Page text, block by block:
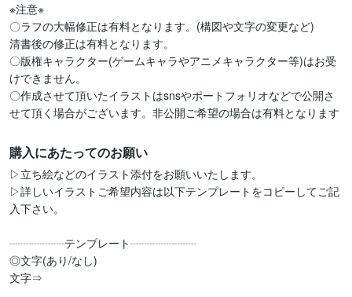
※注意※
〇ラフの大幅修正は有料となります。(構図や文字の変更など)
清書後の修正は有料となります。
〇版権キャラクター(ゲームキャラやアニメキャラクター等)はお受
けできません。
〇作成させて頂いたイラストはsnsやポートフォリオなどで公開さ
せて頂く場合がございます。非公開ご希望の場合は有料となります
購入にあたってのお願い
▷立ち絵などのイラスト添付をお願いいたします。
▷詳しいイラストご希望内容は以下テンプレートをコピーしてご記
入下さい。
┈┈┈┈┈テンプレート┈┈┈┈┈┈
◎文字(あり/なし)
文字⇒